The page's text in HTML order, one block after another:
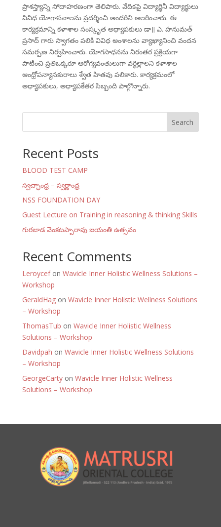
ప్రాశస్త్యాన్ని సోదాహరణంగా తెలిపారు. వేదికపై విద్యార్ధినీ విద్యార్థులు
వివిధ యోగాసనాలను ప్రదర్శించి అందరిని అలరించారు. ఈ
కార్యక్రమాన్ని కళాశాల సంస్కృత అధ్యాపకులు డా॥ ఎ. హనుమత్
ప్రసాద్ గారు స్వాగతం పలికి వివిధ అంశాలను వ్యాఖ్యానించి వందన
సమర్పణ నిర్వహించారు. యోగసాధనను నిరంతర ప్రక్రియగా
పాటించి ప్రతిఒక్కరూ ఆరోగ్యవంతులుగా వర్థిల్లాలని కళాశాల
ఆంధ్రోపన్యాసకురాలు శ్వేత హితవు పలికారు. కార్యక్రమంలో
అధ్యాపకులు, అధ్యాపకేతర సిబ్బంది పాల్గొన్నారు.
Search
Recent Posts
BLOOD TEST CAMP
స్వచ్ఛాంధ్ర – స్వర్ణాంధ్ర
NSS FOUNDATION DAY
Guest Lecture on Training in reasoning & thinking Skills
గురజాడ వెంకటప్పారావు జయంతి ఉత్సవం
Recent Comments
Leroycefon Wavicle Inner Holistic Wellness Solutions –
Workshop
GeraldHagon Wavicle Inner Holistic Wellness Solutions
– Workshop
ThomasTub on Wavicle Inner Holistic Wellness
Solutions – Workshop
Davidpah on Wavicle Inner Holistic Wellness Solutions
– Workshop
GeorgeCartyon Wavicle Inner Holistic Wellness
Solutions – Workshop